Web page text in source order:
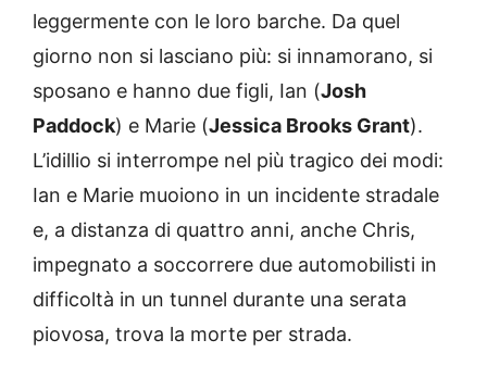
leggermente con le loro barche. Da quel
giorno non si lasciano più: si innamorano, si
sposano e hanno due figli, Ian (Josh
Paddock) e Marie (Jessica Brooks Grant).
L’idillio si interrompe nel più tragico dei modi:
Ian e Marie muoiono in un incidente stradale
e, a distanza di quattro anni, anche Chris,
impegnato a soccorrere due automobilisti in
difficoltà in un tunnel durante una serata
piovosa, trova la morte per strada.